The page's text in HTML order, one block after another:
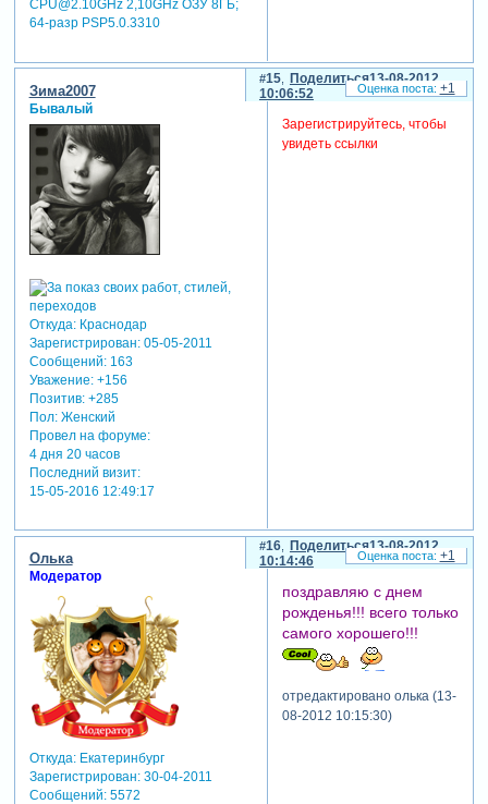
CPU@2.10GHz 2,10GHz ОЗУ 8ГБ;
64-разр PSP5.0.3310
Поделиться
15
13-08-2012
10:06:52
Зима2007
Бывалый
Откуда:Краснодар
Зарегистрирован: 05-05-2011
Сообщений:163
Уважение: +156
Позитив: +285
Пол:Женский
Провел на форуме:
4 дня 20 часов
Последний визит:
15-05-2016 12:49:17
Зарегистрируйтесь, чтобы
увидеть ссылки
+1
Поделиться
16
13-08-2012
10:14:46
Олька
Модератор
Откуда:Екатеринбург
Зарегистрирован: 30-04-2011
Сообщений:5572
поздравляю с днем
рожденья!!! всего только
самого хорошего!!!
отредактировано олька (13-
08-2012 10:15:30)
+1